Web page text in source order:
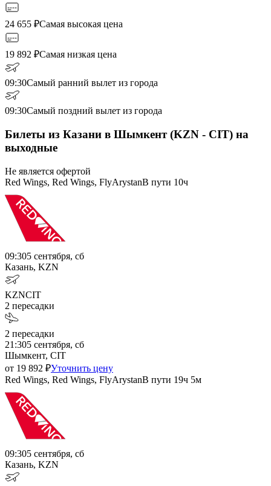
24 655 ₽Самая высокая цена
19 892 ₽Самая низкая цена
09:30Самый ранний вылет из города
09:30Самый поздний вылет из города
Билеты из Казани в Шымкент (KZN - CIT) на
выходные
Не является офертой
Red Wings, Red Wings, FlyArystanВ пути 10ч
09:305 сентября, сб
Казань, KZN
KZNCIT
2 пересадки
2 пересадки
21:305 сентября, сб
Шымкент, CIT
от 19 892 ₽Уточнить цену
Red Wings, Red Wings, FlyArystanВ пути 19ч 5м
09:305 сентября, сб
Казань, KZN